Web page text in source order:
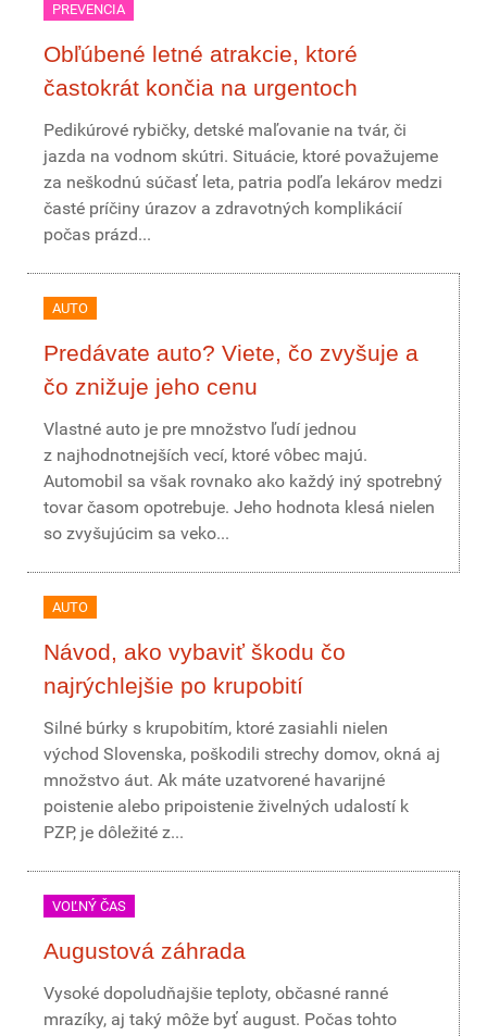
PREVENCIA
Obľúbené letné atrakcie, ktoré
častokrát končia na urgentoch
Pedikúrové rybičky, detské maľovanie na tvár, či
jazda na vodnom skútri. Situácie, ktoré považujeme
za neškodnú súčasť leta, patria podľa lekárov medzi
časté príčiny úrazov a zdravotných komplikácií
počas prázd...
AUTO
Predávate auto? Viete, čo zvyšuje a
čo znižuje jeho cenu
Vlastné auto je pre množstvo ľudí jednou
z najhodnotnejších vecí, ktoré vôbec majú.
Automobil sa však rovnako ako každý iný spotrebný
tovar časom opotrebuje. Jeho hodnota klesá nielen
so zvyšujúcim sa veko...
AUTO
Návod, ako vybaviť škodu čo
najrýchlejšie po krupobití
Silné búrky s krupobitím, ktoré zasiahli nielen
východ Slovenska, poškodili strechy domov, okná aj
množstvo áut. Ak máte uzatvorené havarijné
poistenie alebo pripoistenie živelných udalostí k
PZP, je dôležité z...
VOĽNÝ ČAS
Augustová záhrada
Vysoké dopoludňajšie teploty, občasné ranné
mrazíky, aj taký môže byť august. Počas tohto